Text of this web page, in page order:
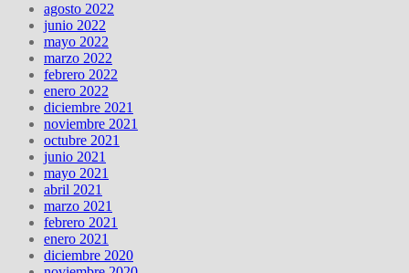
agosto 2022
junio 2022
mayo 2022
marzo 2022
febrero 2022
enero 2022
diciembre 2021
noviembre 2021
octubre 2021
junio 2021
mayo 2021
abril 2021
marzo 2021
febrero 2021
enero 2021
diciembre 2020